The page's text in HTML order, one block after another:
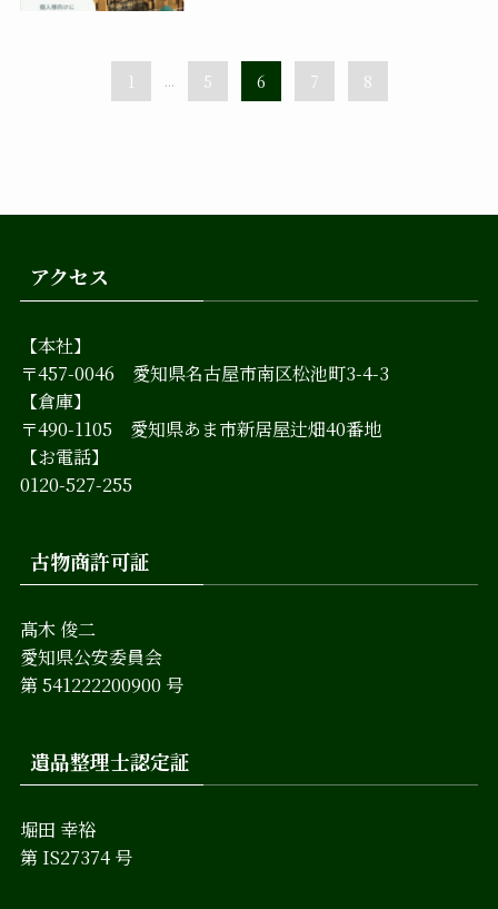
1 ... 5 6 7 8
アクセス
【本社】
〒457-0046 愛知県名古屋市南区松池町3-4-3
【倉庫】
〒490-1105 愛知県あま市新居屋辻畑40番地
【お電話】
0120-527-255
古物商許可証
髙木 俊二
愛知県公安委員会
第 541222200900 号
遺品整理士認定証
堀田 幸裕
第 IS27374 号